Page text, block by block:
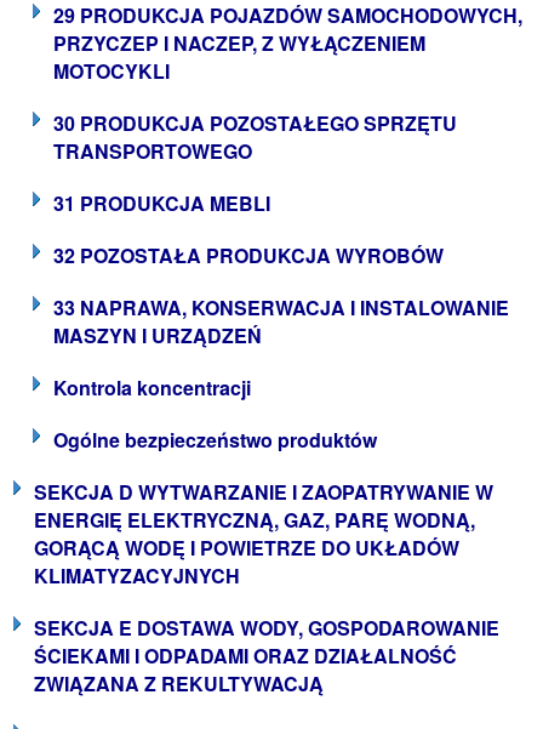
29 PRODUKCJA POJAZDÓW SAMOCHODOWYCH,
PRZYCZEP I NACZEP, Z WYŁĄCZENIEM
MOTOCYKLI
30 PRODUKCJA POZOSTAŁEGO SPRZĘTU
TRANSPORTOWEGO
31 PRODUKCJA MEBLI
32 POZOSTAŁA PRODUKCJA WYROBÓW
33 NAPRAWA, KONSERWACJA I INSTALOWANIE
MASZYN I URZĄDZEŃ
Kontrola koncentracji
Ogólne bezpieczeństwo produktów
SEKCJA D WYTWARZANIE I ZAOPATRYWANIE W
ENERGIĘ ELEKTRYCZNĄ, GAZ, PARĘ WODNĄ,
GORĄCĄ WODĘ I POWIETRZE DO UKŁADÓW
KLIMATYZACYJNYCH
SEKCJA E DOSTAWA WODY, GOSPODAROWANIE
ŚCIEKAMI I ODPADAMI ORAZ DZIAŁALNOŚĆ
ZWIĄZANA Z REKULTYWACJĄ